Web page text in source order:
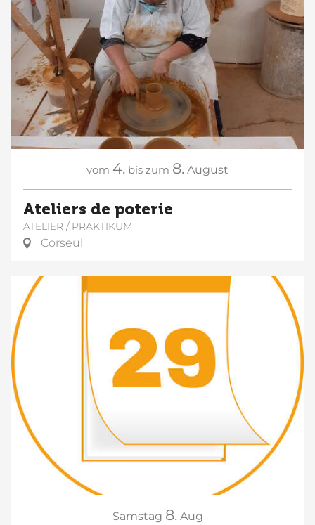
vom 4. bis zum 8. August
Ateliers de poterie
ATELIER / PRAKTIKUM
Corseul
Samstag 8. Aug